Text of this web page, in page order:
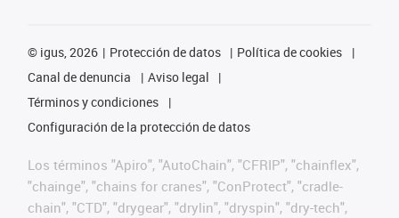
© igus, 2026 Protección de datos
Política de cookies
Canal de denuncia
Aviso legal
Términos y condiciones
Configuración de la protección de datos
Los términos "Apiro", "AutoChain", "CFRIP", "chainflex",
"chainge", "chains for cranes", "ConProtect", "cradle-
chain", "CTD", "drygear", "drylin", "dryspin", "dry-tech",